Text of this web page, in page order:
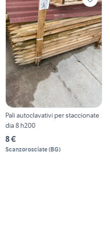
Pali autoclavativi per staccionate
dia 8 h200
8 €
Scanzorosciate(BG)